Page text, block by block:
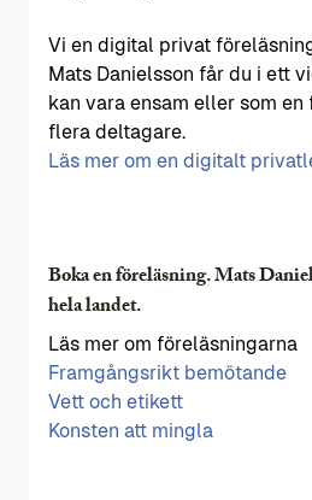
Vi en digital privat
Mats Danielsson får du i ett
kan vara ensam eller som
flera deltagare.
Läs mer om en digitalt
Boka en föreläsning. Mats
hela landet.
Läs mer om föreläsningarna
Framgångsrikt bemötande
Vett och etikett
Konsten att mingla